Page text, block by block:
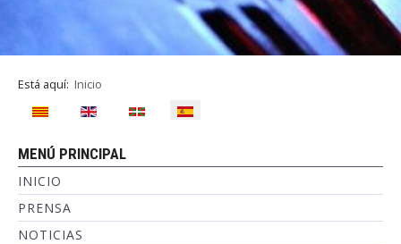
Está aquí: Inicio
Seleccione su idioma
MENÚ PRINCIPAL
INICIO
PRENSA
NOTICIAS